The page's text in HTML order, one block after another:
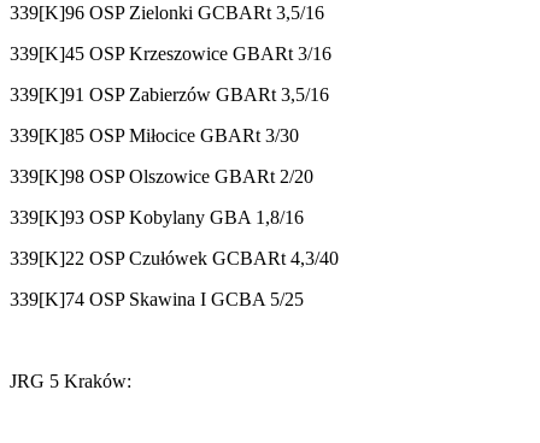
339[K]96 OSP Zielonki GCBARt 3,5/16
339[K]45 OSP Krzeszowice GBARt 3/16
339[K]91 OSP Zabierzów GBARt 3,5/16
339[K]85 OSP Miłocice GBARt 3/30
339[K]98 OSP Olszowice GBARt 2/20
339[K]93 OSP Kobylany GBA 1,8/16
339[K]22 OSP Czułówek GCBARt 4,3/40
339[K]74 OSP Skawina I GCBA 5/25
JRG 5 Kraków: